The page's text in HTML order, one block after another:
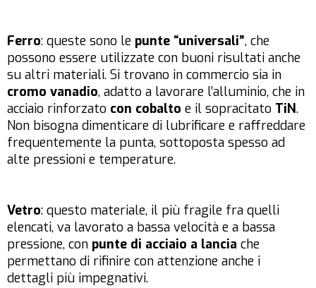
Ferro: queste sono le punte “universali”, che
possono essere utilizzate con buoni risultati anche
su altri materiali. Si trovano in commercio sia in
cromo vanadio, adatto a lavorare l’alluminio, che in
acciaio rinforzato con cobalto e il sopracitato TiN.
Non bisogna dimenticare di lubrificare e raffreddare
frequentemente la punta, sottoposta spesso ad
alte pressioni e temperature.
Vetro: questo materiale, il più fragile fra quelli
elencati, va lavorato a bassa velocità e a bassa
pressione, con punte di acciaio a lancia che
permettano di rifinire con attenzione anche i
dettagli più impegnativi.